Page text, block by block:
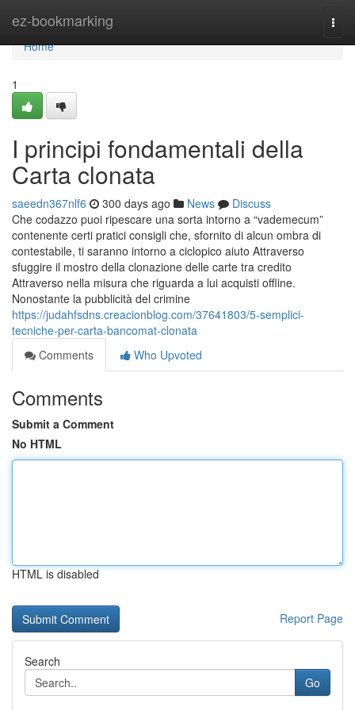
ez-bookmarking
Home
Home
1
I principi fondamentali della
Carta clonata
saeedn367nlf6 300 days ago News
Discuss
Che codazzo puoi ripescare una sorta intorno a “vademecum”
contenente certi pratici consigli che, sfornito di alcun ombra di
contestabile, ti saranno intorno a ciclopico aiuto Attraverso
sfuggire il mostro della clonazione delle carte tra credito
Attraverso nella misura che riguarda a lui acquisti offline.
Nonostante la pubblicità del crimine
https://judahfsdns.creacionblog.com/37641803/5-semplici-
tecniche-per-carta-bancomat-clonata
Comments
Who Upvoted
Comments
Submit a Comment
No HTML
HTML is disabled
Report Page
Search
Go